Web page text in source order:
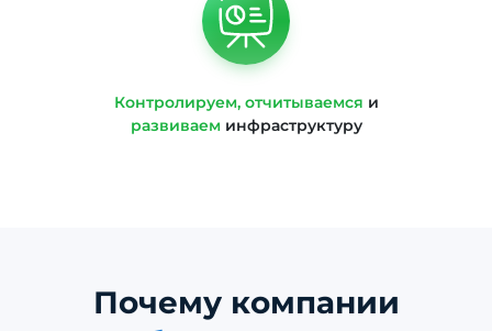
Контролируем, отчитываемся и
развиваеминфраструктуру
Почему компании